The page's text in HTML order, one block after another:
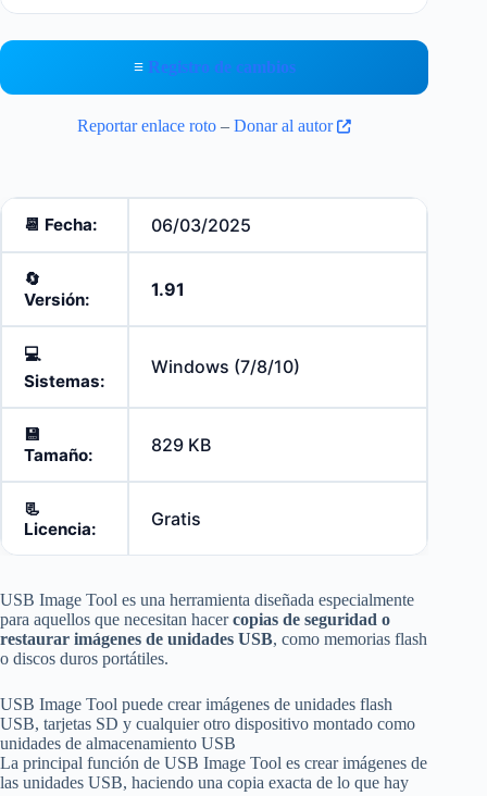
≡ Registro de cambios
Reportar enlace roto –Donar al autor
📆 Fecha: 06/03/2025
🔄️
Versión:
1.91
💻
Sistemas:
Windows (7/8/10)
💾
Tamaño:
829 KB
📃
Licencia:
Gratis
USB Image Tool es una herramienta diseñada especialmente
para aquellos que necesitan hacercopias de seguridad o
restaurar imágenes de unidades USB, como memorias flash
o discos duros portátiles.
USB Image Tool puede crear imágenes de unidades flash
USB, tarjetas SD y cualquier otro dispositivo montado como
unidades de almacenamiento USB
La principal función de USB Image Tool es crear imágenes de
las unidades USB, haciendo una copia exacta de lo que hay